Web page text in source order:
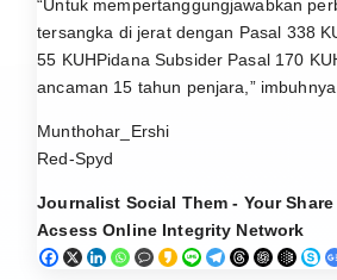
“Untuk mempertanggungjawabkan
tersangka di jerat dengan Pasal 338
55 KUHPidana Subsider Pasal 170
ancaman 15 tahun penjara,” imbuhnya.
Munthohar_Ershi
Red-Spyd
Journalist Social Them - Your
Acsess Online Integrity Network